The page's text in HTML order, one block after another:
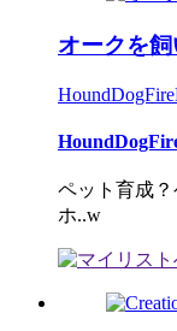
オークを
ペット育成
ホ..w